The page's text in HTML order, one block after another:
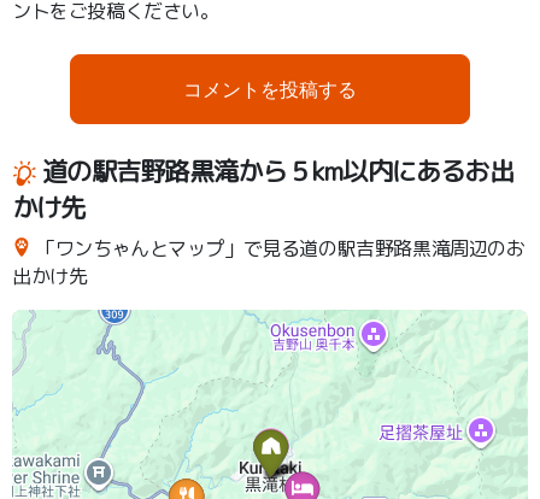
ントをご投稿ください。
コメントを投稿する
道の駅吉野路黒滝から５km以内にあるお出
かけ先
「ワンちゃんとマップ」で見る道の駅吉野路黒滝周辺のお
出かけ先